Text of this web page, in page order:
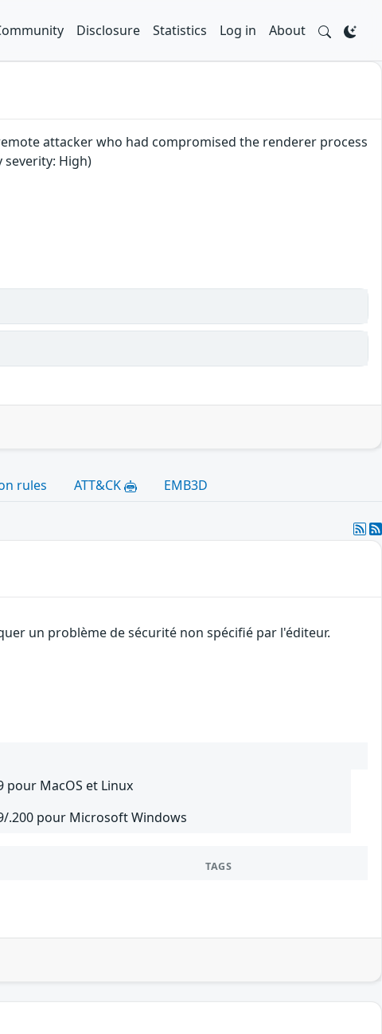
Disclosure Statistics Log in About
attacker who had compromised the renderer process
High)
rules ATT&CK EMB3D
un problème de sécurité non spécifié par l'éditeur.
pour MacOS et Linux
.200 pour Microsoft Windows
TAGS